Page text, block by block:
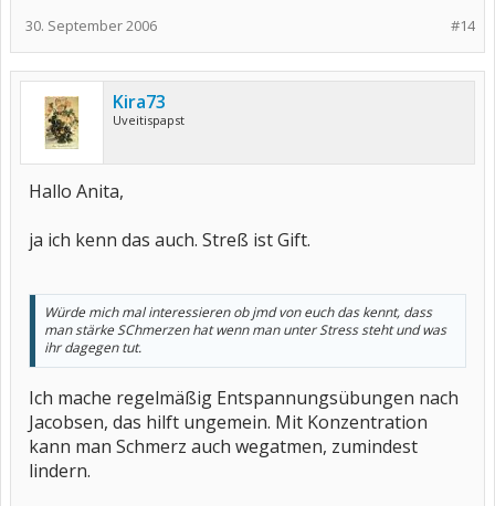
#14
30. September 2006
Kira73
Uveitispapst
Hallo Anita,
ja ich kenn das auch. Streß ist Gift.
Würde mich mal interessieren ob jmd von euch das kennt, dass
man stärke SChmerzen hat wenn man unter Stress steht und was
ihr dagegen tut.
Ich mache regelmäßig Entspannungsübungen nach
Jacobsen, das hilft ungemein. Mit Konzentration
kann man Schmerz auch wegatmen, zumindest
lindern.